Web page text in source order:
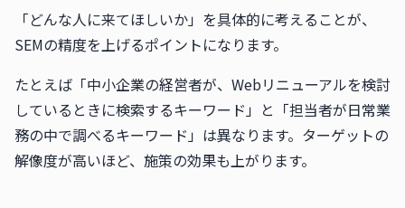
「どんな人に来てほしいか」を具体的に考えることが、
SEMの精度を上げるポイントになります。
たとえば「中小企業の経営者が、Webリニューアルを検討
しているときに検索するキーワード」と「担当者が日常業
務の中で調べるキーワード」は異なります。ターゲットの
解像度が高いほど、施策の効果も上がります。